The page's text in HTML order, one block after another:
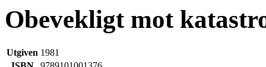
Obevekligt mot
Utgiven 1981